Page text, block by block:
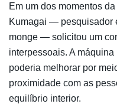
Em um dos momentos
Kumagai — pesquisador
monge — solicitou um
interpessoais. A
poderia melhorar por
proximidade com as
equilíbrio interior.